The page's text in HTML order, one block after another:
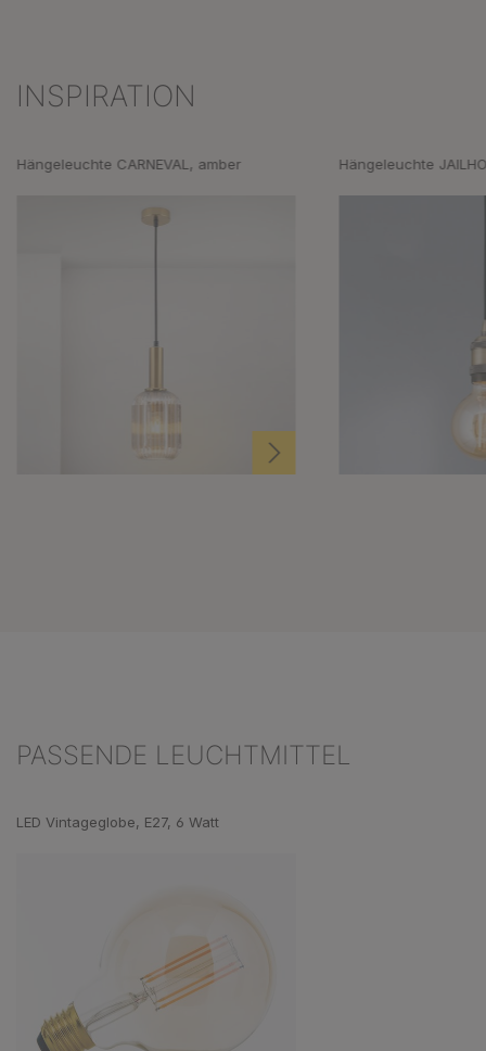
Produktgalerie überspringen
INSPIRATION
Hängeleuchte CARNEVAL, amber Hängeleuchte
PASSENDE LEUCHTMITTEL
LED Vintageglobe, E27, 6 Watt